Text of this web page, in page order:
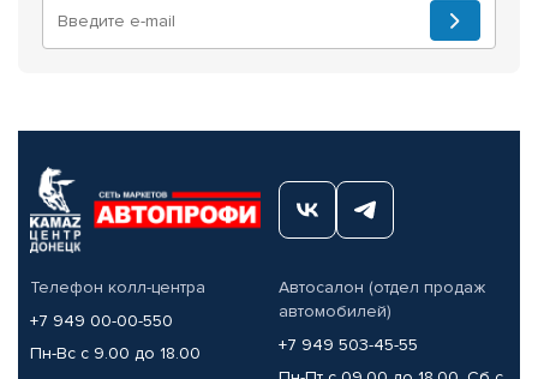
Телефон колл-центра
+7 949 00-00-550
Пн-Вс с 9.00 до 18.00
Автосалон (отдел продаж
автомобилей)
+7 949 503-45-55